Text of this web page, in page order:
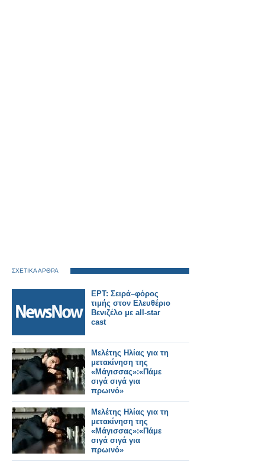
ΣΧΕΤΙΚΑ ΑΡΘΡΑ
ΕΡΤ: Σειρά–φόρος
τιμής στον Ελευθέριο
Βενιζέλο με all-star
cast
Μελέτης Ηλίας για τη
μετακίνηση της
«Μάγισσας»:«Πάμε
σιγά σιγά για
πρωινό»
Μελέτης Ηλίας για τη
μετακίνηση της
«Μάγισσας»:«Πάμε
σιγά σιγά για
πρωινό»